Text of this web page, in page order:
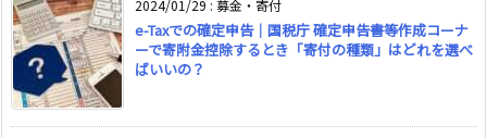
2024/01/29 : 募金・寄付
e-Taxでの確定申告｜国税庁 確定申告書等作成コーナ
ーで寄附金控除するとき「寄付の種類」はどれを選べ
ばいいの？